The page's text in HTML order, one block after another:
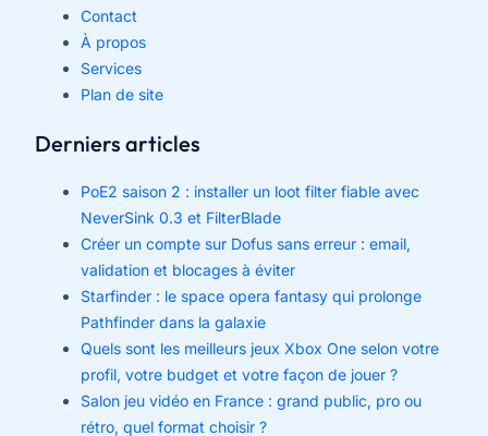
Contact
À propos
Services
Plan de site
Derniers articles
PoE2 saison 2 : installer un loot filter fiable avec
NeverSink 0.3 et FilterBlade
Créer un compte sur Dofus sans erreur : email,
validation et blocages à éviter
Starfinder : le space opera fantasy qui prolonge
Pathfinder dans la galaxie
Quels sont les meilleurs jeux Xbox One selon votre
profil, votre budget et votre façon de jouer ?
Salon jeu vidéo en France : grand public, pro ou
rétro, quel format choisir ?